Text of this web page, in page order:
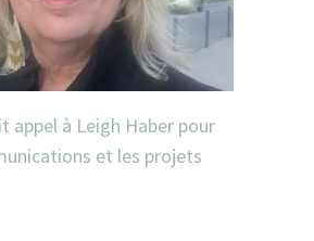
appel à Leigh Haber pour
et les projets